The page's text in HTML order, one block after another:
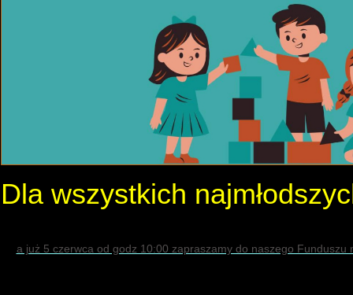
Dla wszystkich
a już 5 czerwca od godz 10:00 zapraszamy do naszego Funduszu